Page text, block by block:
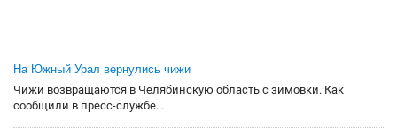
На Южный Урал вернулись чижи
Чижи возвращаются в Челябинскую область с зимовки. Как
сообщили в пресс-службе...